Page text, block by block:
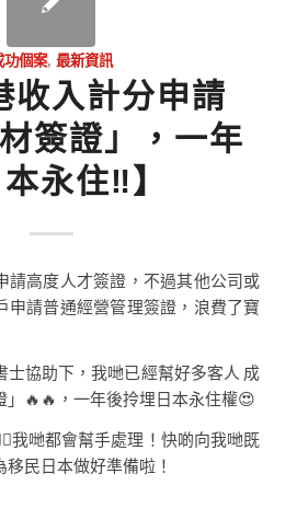
功個案, 最新資訊
收入計分申請
材簽證」，一年
永住‼️】
請高度人才簽證，不過其他公司或
申請普通經營管理簽證，浪費了寶
士協助下，我哋已經幫好多客人 成
」🔥🔥，一年後拎埋日本永住權😍
我哋都會幫手處理！快啲向我哋既
民日本做好準備啦！